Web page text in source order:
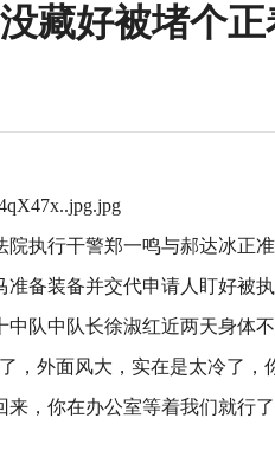
藏好被堵个正
执行干警郑一鸣与郝达冰正准
备装备并交代申请人盯好被
队中队长徐淑红近两天身体
，外面风大，实在是太冷了，
，你在办公室等着我们就行